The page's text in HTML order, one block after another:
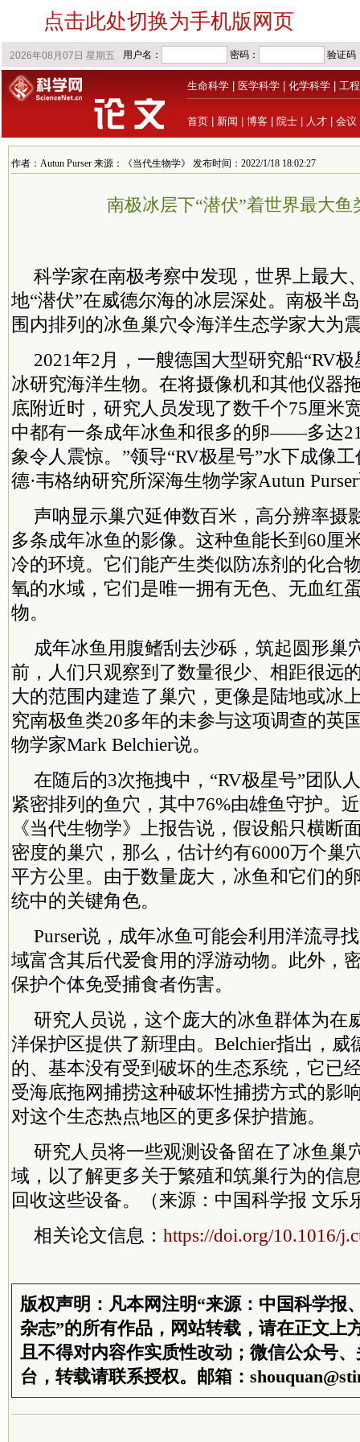
点击此处切换为手机版网页
生命科学 医学科学 化学科学 工
首页 新闻 博客 院士 人才 会议
作者：Autun Purser 来源：《当代生物学》 发布时间：2022/1/18 18:02:27
南极冰层下“潜伏”着世界最大鱼
科学家在南极考察中发现，世界上最大
地“潜伏”在威德尔海的冰层深处。南极半
围内排列的冰鱼巢穴令海洋生态学家大为
2021年2月，一艘德国大型研究船“RV
冰研究海洋生物。在将摄像机和其他仪器
底附近时，研究人员发现了数千个75厘米
中都有一条成年冰鱼和很多的卵——多达
象令人震惊。”领导“RV极星号”水下成像
德·韦格纳研究所深海生物学家Autun
声呐显示巢穴延伸数百米，高分辨率摄
多条成年冰鱼的影像。这种鱼能长到60厘
冷的环境。它们能产生类似防冻剂的化合
氧的水域，它们是唯一拥有无色、无血红
物。
成年冰鱼用腹鳍刮去沙砾，筑起圆形巢
前，人们只观察到了数量很少、相距很远
大的范围内建造了巢穴，更像是陆地或冰
究南极鱼类20多年的未参与这项调查的英
物学家Mark Belchier说。
在随后的3次拖拽中，“RV极星号”团队
紧密排列的鱼穴，其中76%由雄鱼守护。
《当代生物学》上报告说，假设船只横断
密度的巢穴，那么，估计约有6000万个巢
平方公里。由于数量庞大，冰鱼和它们的
统中的关键角色。
Purser说，成年冰鱼可能会利用洋流寻
域富含其后代爱食用的浮游动物。此外，
保护个体免受捕食者伤害。
研究人员说，这个庞大的冰鱼群体为在
洋保护区提供了新理由。Belchier指出，威
的、基本没有受到破坏的生态系统，它已
受海底拖网捕捞这种破坏性捕捞方式的影
对这个生态热点地区的更多保护措施。
研究人员将一些观测设备留在了冰鱼巢
域，以了解更多关于繁殖和筑巢行为的信
回收这些设备。（来源：中国科学报 文乐
相关论文信息： https://doi.org/10.1016/
版权声明：凡本网注明“来源：中国科学报
杂志”的所有作品，网站转载，请在正文上
且不得对内容作实质性改动；微信公众号
台，转载请联系授权。邮箱：